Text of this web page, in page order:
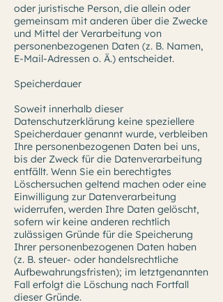
oder juristische Person, die allein oder
gemeinsam mit anderen über die Zwecke
und Mittel der Verarbeitung von
personenbezogenen Daten (z. B. Namen,
E-Mail-Adressen o. Ä.) entscheidet.
Speicherdauer
Soweit innerhalb dieser
Datenschutzerklärung keine speziellere
Speicherdauer genannt wurde, verbleiben
Ihre personenbezogenen Daten bei uns,
bis der Zweck für die Datenverarbeitung
entfällt. Wenn Sie ein berechtigtes
Löschersuchen geltend machen oder eine
Einwilligung zur Datenverarbeitung
widerrufen, werden Ihre Daten gelöscht,
sofern wir keine anderen rechtlich
zulässigen Gründe für die Speicherung
Ihrer personenbezogenen Daten haben
(z. B. steuer- oder handelsrechtliche
Aufbewahrungsfristen); im letztgenannten
Fall erfolgt die Löschung nach Fortfall
dieser Gründe.